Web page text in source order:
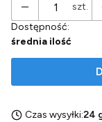
szt.
Dostępność:
średnia ilość
Czas wysyłki:24